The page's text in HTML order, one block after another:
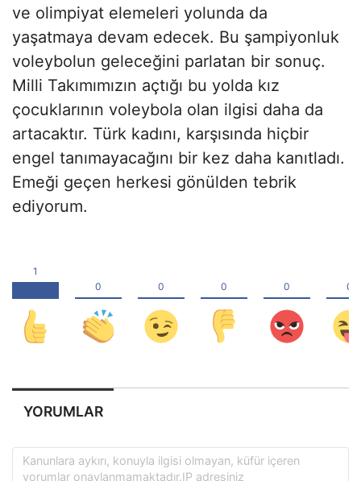
ve olimpiyat elemeleri yolunda da
yaşatmaya devam edecek. Bu şampiyonluk
voleybolun geleceğini parlatan bir sonuç.
Milli Takımımızın açtığı bu yolda kız
çocuklarının voleybola olan ilgisi daha da
artacaktır. Türk kadını, karşısında hiçbir
engel tanımayacağını bir kez daha kanıtladı.
Emeği geçen herkesi gönülden tebrik
ediyorum.
YORUMLAR